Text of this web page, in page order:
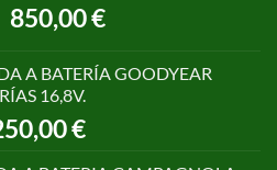
El
precio
era:
1.055,00 €.
850,00€El
es:
A BATERÍA GOODYEAR
16,8V.
precio
€El